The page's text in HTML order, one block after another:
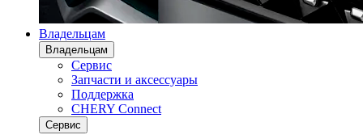
Владельцам
Владельцам
Сервис
Запчасти и аксессуары
Поддержка
CHERY Connect
Сервис